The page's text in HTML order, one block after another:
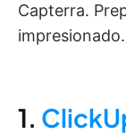
Capterra.
1.